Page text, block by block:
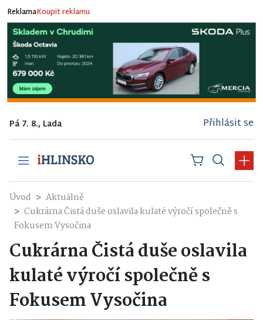
ReklamaKoupit reklamu
Pá 7. 8., Lada Přihlásit se
Úvod
Aktuálně
Cukrárna Čistá duše oslavila kulaté výročí společně s
Fokusem Vysočina
Cukrárna Čistá duše oslavila
kulaté výročí společně s
Fokusem Vysočina